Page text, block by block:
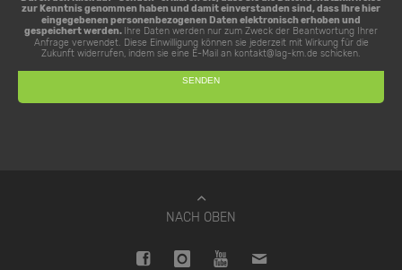
zur Kenntnis genommen haben und damit einverstanden sind, dass Ihre hier
eingegebenen personenbezogenen Daten elektronisch erhoben und
gespeichert werden. Ihre Daten werden nur zum Zweck der Beantwortung Ihrer
Anfrage verwendet. Diese Einwilligung können sie jederzeit mit Wirkung für die
Zukunft widerrufen, indem sie eine E-Mail an kontakt@lag-km.de schicken.
NACH OBEN